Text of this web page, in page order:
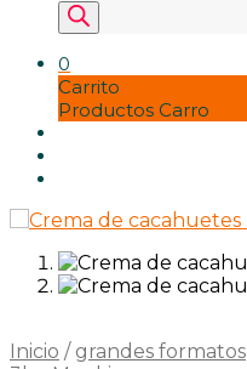
0
Carrito
Productos Carro
Inicio / grandes formatos